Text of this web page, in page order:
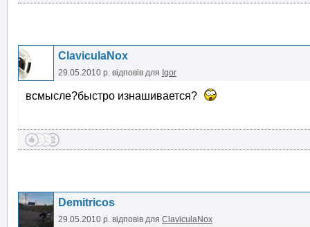
ClaviculaNox
29.05.2010 р. відповів для Igor
всмысле?быстро изнашивается?
Demitricos
29.05.2010 р. відповів для ClaviculaNox